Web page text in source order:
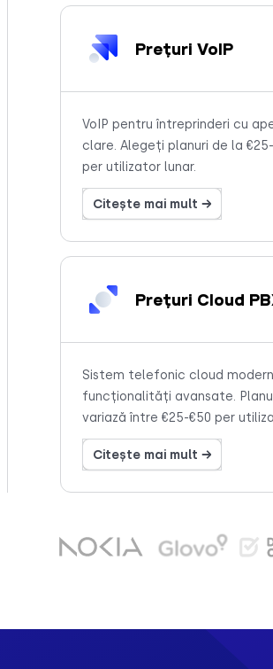
Prețuri VoIP
VoIP pentru întreprinderi cu
clare. Alegeți planuri de la
per utilizator lunar.
Citește mai mult →
Prețuri Cloud
Sistem telefonic cloud
funcționalități avansate.
variază între €25-€50 per
Citește mai mult →